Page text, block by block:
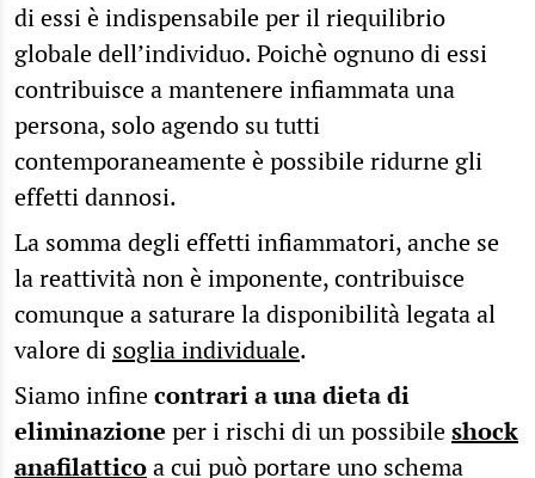
di essi è indispensabile per il riequilibrio
globale dell’individuo. Poichè ognuno di essi
contribuisce a mantenere infiammata una
persona, solo agendo su tutti
contemporaneamente è possibile ridurne gli
effetti dannosi.
La somma degli effetti infiammatori, anche se
la reattività non è imponente, contribuisce
comunque a saturare la disponibilità legata al
valore di soglia individuale.
Siamo infinecontrari a una dieta di
eliminazione per i rischi di un possibileshock
anafilatticoa cui può portare uno schema